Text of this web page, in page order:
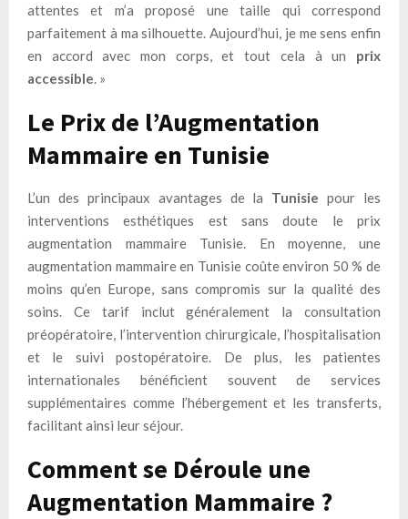
attentes et m’a proposé une taille qui correspond
parfaitement à ma silhouette. Aujourd’hui, je me sens enfin
en accord avec mon corps, et tout cela à un prix
accessible . »
Le Prix de l’Augmentation
Mammaire en Tunisie
L’un des principaux avantages de la Tunisie pour les
interventions esthétiques est sans doute le prix
augmentation mammaire Tunisie. En moyenne, une
augmentation mammaire en Tunisie coûte environ 50 % de
moins qu’en Europe, sans compromis sur la qualité des
soins. Ce tarif inclut généralement la consultation
préopératoire, l’intervention chirurgicale, l’hospitalisation
et le suivi postopératoire. De plus, les patientes
internationales bénéficient souvent de services
supplémentaires comme l’hébergement et les transferts,
facilitant ainsi leur séjour.
Comment se Déroule une
Augmentation Mammaire ?